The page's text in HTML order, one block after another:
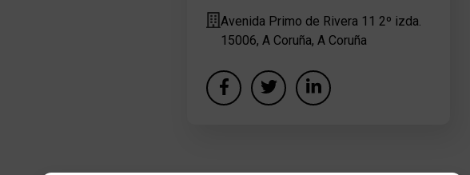
Avenida Primo de Rivera 11 2º izda.
15006, A Coruña, A Coruña